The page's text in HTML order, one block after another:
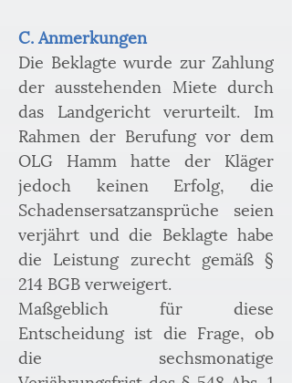
C. Anmerkungen
Die Beklagte wurde zur Zahlung
der ausstehenden Miete durch
das Landgericht verurteilt. Im
Rahmen der Berufung vor dem
OLG Hamm hatte der Kläger
jedoch keinen Erfolg, die
Schadensersatzansprüche seien
verjährt und die Beklagte habe
die Leistung zurecht gemäß §
214 BGB verweigert.
Maßgeblich für diese
Entscheidung ist die Frage, ob
die sechsmonatige